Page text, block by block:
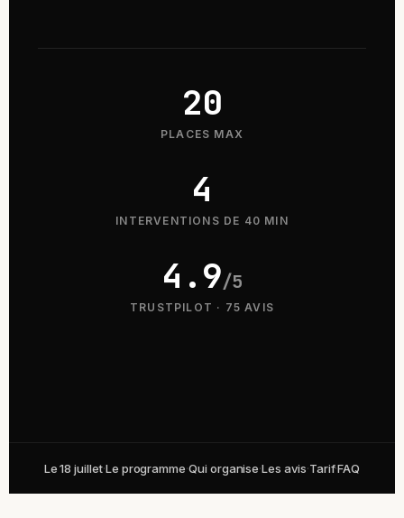
20
PLACES MAX
4
INTERVENTIONS DE 40 MIN
4.9/5
TRUSTPILOT · 75 AVIS
Le 18 juillet·Le programme·Qui organise·Les avis·Tarif·FAQ